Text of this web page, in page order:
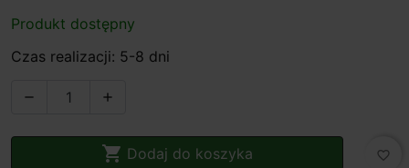
Produkt dostępny
Czas realizacji: 5-8 dni
 
 Dodaj do koszyka favorite_border